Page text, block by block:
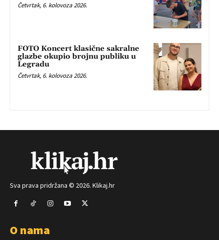
Četvrtak, 6. kolovoza 2026.
FOTO Koncert klasične sakralne
glazbe okupio brojnu publiku u
Legradu
Četvrtak, 6. kolovoza 2026.
Sva prava pridržana © 2026. Klikaj.hr
O nama